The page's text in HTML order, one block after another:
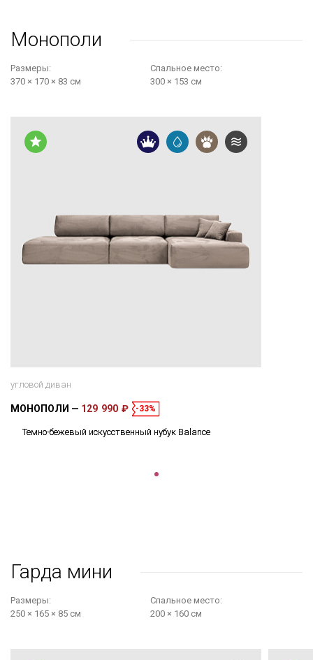
Монополи
Размеры:
370 × 170 × 83 см
Cпальное место:
300 × 153 см
угловой диван
МОНОПОЛИ 129 990 ₽ -33%
Темно-бежевый искусственный нубук Balance
Гарда мини
Размеры:
250 × 165 × 85 см
Cпальное место:
200 × 160 см